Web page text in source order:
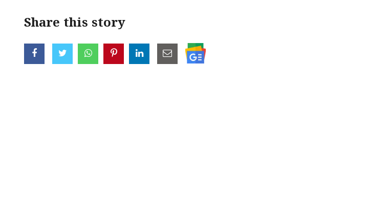
Share this story